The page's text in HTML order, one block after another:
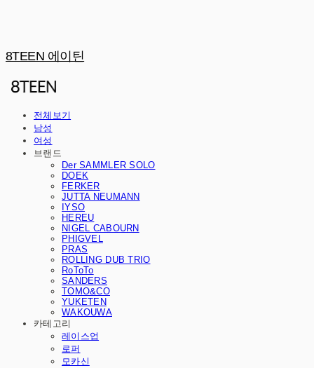
8TEEN 에이틴
전체보기
남성
여성
브랜드
Der SAMMLER SOLO
DOEK
FERKER
JUTTA NEUMANN
IYSO
HEREU
NIGEL CABOURN
PHIGVEL
PRAS
ROLLING DUB TRIO
RoToTo
SANDERS
TOMO&CO
YUKETEN
WAKOUWA
카테고리
레이스업
로퍼
모카신